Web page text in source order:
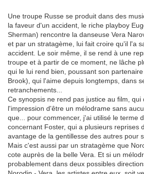
Une troupe Russe se produit dans des
la faveur d'un accident, le riche playboy
Sherman) rencontre la danseuse Vera
et par un stratagème, lui fait croire qu'il l'a
accident. Le soir même, il se rend à une
troupe et à partir de ce moment, ne lâche
qui le lui rend bien, poussant son
Brook), qui l'aime depuis longtemps, dans
retranchements...
Ce synopsis ne rend pas justice au film, qui
l'impression d'être un mélodrame sans
que... pour commencer, j'ai utilisé le terme
concernant Foster, qui a plusieurs reprises
avantage de la gentillesse des autres pour
Mais c'est aussi par un stratagème que
cote auprès de la belle Vera. Et si un
probablement dans deux possibles